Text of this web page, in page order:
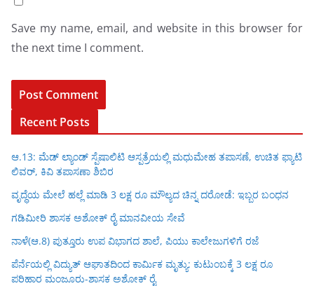
Save my name, email, and website in this browser for
the next time I comment.
Recent Posts
ಆ.13: ಮೆಡ್ ಲ್ಯಾಂಡ್ ಸ್ಪೆಷಾಲಿಟಿ ಆಸ್ಪತ್ರೆಯಲ್ಲಿ ಮಧುಮೇಹ ತಪಾಸಣೆ, ಉಚಿತ ಫ್ಯಾಟಿ
ಲಿವರ್, ಕಿವಿ ತಪಾಸಣಾ ಶಿಬಿರ
ವೃದ್ಧೆಯ ಮೇಲೆ ಹಲ್ಲೆ ಮಾಡಿ 3 ಲಕ್ಷ ರೂ ಮೌಲ್ಯದ ಚಿನ್ನ ದರೋಡೆ: ಇಬ್ಬರ ಬಂಧನ
ಗಡಿಮೀರಿ ಶಾಸಕ ಅಶೋಕ್ ರೈ ಮಾನವೀಯ ಸೇವೆ
ನಾಳೆ(ಆ.8) ಪುತ್ತೂರು ಉಪ ವಿಭಾಗದ ಶಾಲೆ, ಪಿಯು ಕಾಲೇಜುಗಳಿಗೆ ರಜೆ
ಪೆರ್ನೆಯಲ್ಲಿ ವಿದ್ಯುತ್ ಆಘಾತದಿಂದ ಕಾರ್ಮಿಕ ಮೃತ್ಯು: ಕುಟುಂಬಕ್ಕೆ 3 ಲಕ್ಷ ರೂ
ಪರಿಹಾರ ಮಂಜೂರು-ಶಾಸಕ ಅಶೋಕ್ ರೈ